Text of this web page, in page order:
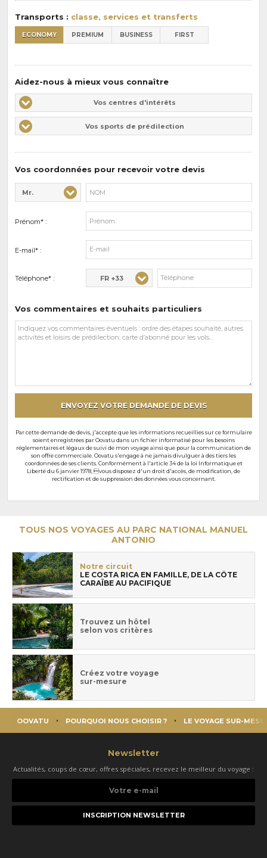
Transports : classe, services et transferts
ECONOMY PREMIUM BUSINESS FIRST
Aidez-nous à mieux vous connaître
Vos
centres
d'intérêts
Vos centres d'intérêts
Vos
sports
de
Vos sports de prédilection
Vos coordonnées pour recevoir votre devis
Civilité* :
Mr.
Nom* :
Prénom* :
E-mail* :
Téléphone* : FR +33
Vos commentaires et souhaits particuliers
Vos
commentaires
ENVOYEZ VOTRE DEMANDE DE DEVIS
Par cette demande de devis, j'accepte que les informations recueillies sur ce formulaire
soient enregistrées par Oovatu dans un fichier informatisé pour les besoins
réglementaires et légaux de suivi de mon voyage ainsi que pour la communication de
son offre commerciale. Oovatu s'engage à ne jamais divulguer à des tiers les
coordonnées de ses clients. Conformément à l'article 34 de la loi Informatique et
Liberté du 6 janvier 1978, vous disposez d'un droit d'accès, de modification, de
rectification et de suppression des données vous concernant.
TOUS NOS VOYAGES AU PARC NATIONAL MANUEL
ANTONIO
Notre circuit
LE COSTA RICA EN FAMILLE, DE LA CÔTE
CARAÏBE AU PACIFIQUE
Trouvez un hôtel
selon vos critères
Créez votre voyage
sur-mesure
OOVATU POURQUOI NOUS CHOISIR ? LE VOYAGE SUR-
Newsletter
Actualités, coups de cœur, offres spéciales, recevez le meilleur du voyage :
e-